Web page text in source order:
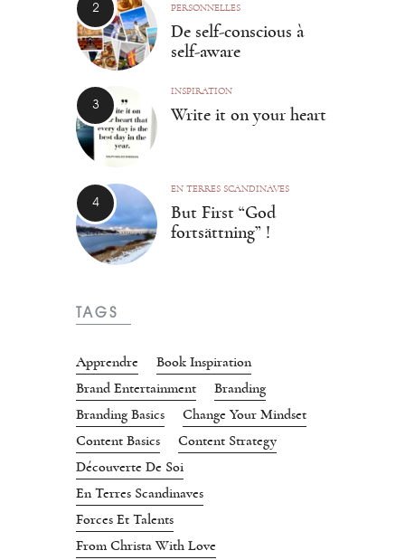
PERSONNELLES
De self-conscious à
self-aware
INSPIRATION
Write it on your heart
EN TERRES SCANDINAVES
But First “God
fortsättning” !
TAGS
Apprendre
Book Inspiration
Brand Entertainment
Branding
Branding Basics
Change Your Mindset
Content Basics
Content Strategy
Découverte De Soi
En Terres Scandinaves
Forces Et Talents
From Christa With Love